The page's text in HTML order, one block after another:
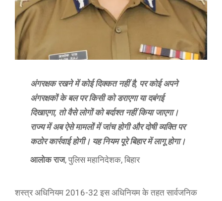
अंगरक्षक रखने में कोई दिक्कत नहीं है, पर कोई अपने
अंगरक्षकों के बल पर किसी को डराएगा या दबंगई
दिखाएगा, तो वैसे लोगों को बर्दाश्त नहीं किया जाएगा।
राज्य में अब ऐसे मामलों में जांच होगी और दोषी व्यक्ति पर
कठोर कार्रवाई होगी। यह नियम पूरे बिहार में लागू होगा।
आलोक राज, पुलिस महानिदेशक, बिहार
शस्त्र अधिनियम 2016-32 इस अधिनियम के तहत सार्वजनिक